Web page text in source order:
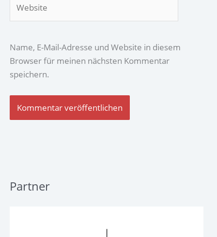
Name, E-Mail-Adresse und Website in diesem
Browser für meinen nächsten Kommentar
speichern.
Partner